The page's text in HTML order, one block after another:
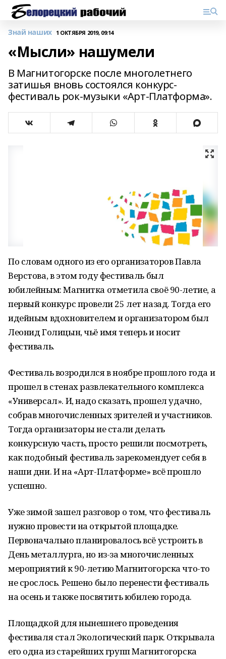
Знай наших 1 ОКТЯБРЯ 2019, 09:14
«Мысли» нашумели
В Магнитогорске после многолетнего
затишья вновь состоялся конкурс-
фестиваль рок-музыки «Арт-Платформа».
По словам одного из его организаторов Павла
Верстова, в этом году фестиваль был
юбилейным: Магнитка отметила своё 90-летие, а
первый конкурс провели 25 лет назад. Тогда его
идейным вдохновителем и организатором был
Леонид Голицын, чьё имя теперь и носит
фестиваль.
Фестиваль возродился в ноябре прошлого года и
прошел в стенах развлекательного комплекса
«Универсал». И, надо сказать, прошел удачно,
собрав многочисленных зрителей и участников.
Тогда организаторы не стали делать
конкурсную часть, просто решили посмотреть,
как подобный фестиваль зарекомендует себя в
наши дни. И на «Арт-Платформе» всё прошло
успешно.
Уже зимой зашел разговор о том, что фестиваль
нужно провести на открытой площадке.
Первоначально планировалось всё устроить в
День металлурга, но из-за многочисленных
мероприятий к 90-летию Магнитогорска что-то
не срослось. Решено было перенести фестиваль
на осень и также посвятить юбилею города.
Площадкой для нынешнего проведения
фестиваля стал Экологический парк. Открывала
его одна из старейших групп Магнитогорска